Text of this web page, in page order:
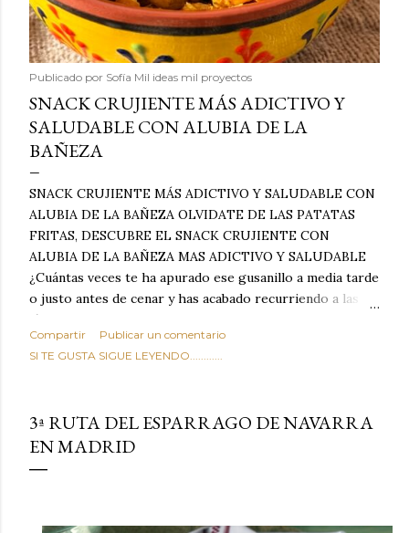
Publicado por Sofía Mil ideas mil proyectos
SNACK CRUJIENTE MÁS ADICTIVO Y
SALUDABLE CON ALUBIA DE LA
BAÑEZA
SNACK CRUJIENTE MÁS ADICTIVO Y SALUDABLE CON
ALUBIA DE LA BAÑEZA OLVIDATE DE LAS PATATAS
FRITAS, DESCUBRE EL SNACK CRUJIENTE CON
ALUBIA DE LA BAÑEZA MAS ADICTIVO Y SALUDABLE
¿Cuántas veces te ha apurado ese gusanillo a media tarde
o justo antes de cenar y has acabado recurriendo a las
típicas patatas de bolsa, frutos secos fritos o snacks
ultraprocesados llenos de grasas saturadas y sodio?
Todos hemos estado ahí. Sin embargo, cuidarse no tiene
satisface. Estas alubias crujientes al horno van a cambiar
por completo tu forma de ver las legumbres. Olvídate de
asociar las alubias únicamente a los guisos tradicionales y
humilde como la alubia de La Bañeza en un snack ligero,
Compartir
Publicar un comentario
SI TE GUSTA SIGUE LEYENDO............
3ª RUTA DEL ESPARRAGO DE NAVARRA
EN MADRID